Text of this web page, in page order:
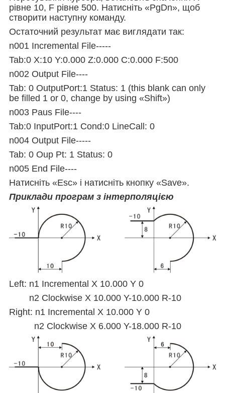
рівне 10, F рівне 500. Натисніть «PgDn», щоб
створити наступну команду.
Остаточний результат має виглядати так:
n001 Incremental File-----
Tab:0 X:10 Y:0.000 Z:0.000 C:0.000 F:500
n002 Output File----
Tab: 0 OutputPort:1 Status: 1 (this blank can only
be filled 1 or 0, change by using «Shift»)
n003 Paus File----
Tab:0 InputPort:1 Cond:0 LineCall: 0
n004 Output File-----
Tab: 0 Oup Pt: 1 Status: 0
n005 End File----
Натисніть «Esc» і натисніть кнопку «Save».
Приклади програм з інтерполяцією
Left: n1 Incremental X 10.000 Y 0
n2 Clockwise X 10.000 Y-10.000 R-10
Right: n1 Incremental X 10.000 Y 0
n2 Clockwise X 6.000 Y-18.000 R-10